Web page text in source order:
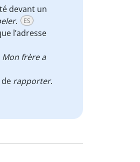
devant un
. ES
l’adresse
Mon frère a
de rapporter.